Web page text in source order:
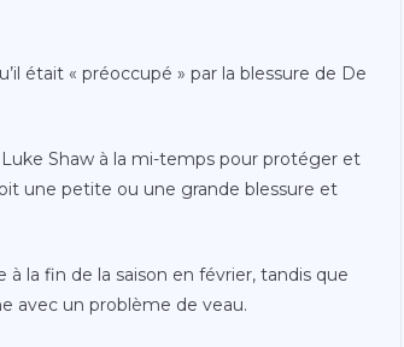
était « préoccupé » par la blessure de De
Shaw à la mi-temps pour protéger et
une petite ou une grande blessure et
la fin de la saison en février, tandis que
avec un problème de veau.